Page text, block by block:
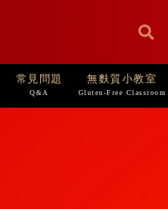
常見問題
Q&A
無麩質小教室
Gluten-Free Classroom